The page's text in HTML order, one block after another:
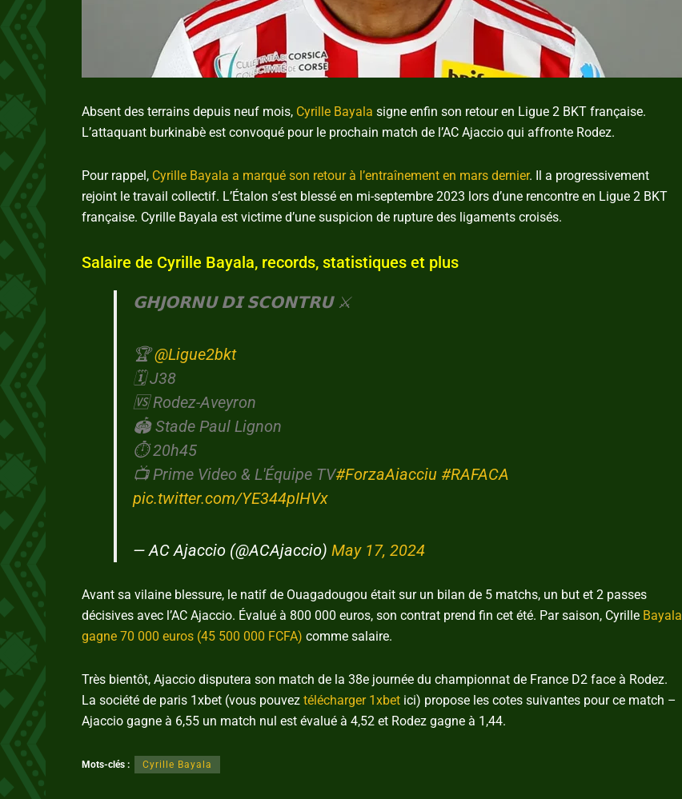
Absent des terrains depuis neuf mois, Cyrille Bayala signe enfin son retour en Ligue 2 BKT française.
L’attaquant burkinabè est convoqué pour le prochain match de l’AC Ajaccio qui affronte Rodez.
Pour rappel, Cyrille Bayala a marqué son retour à l’entraînement en mars dernier. Il a progressivement
rejoint le travail collectif. L’Étalon s’est blessé en mi-septembre 2023 lors d’une rencontre en Ligue 2 BKT
française. Cyrille Bayala est victime d’une suspicion de rupture des ligaments croisés.
Salaire de Cyrille Bayala, records, statistiques et plus
𝗚𝗛𝗝𝗢𝗥𝗡𝗨 𝗗𝗜 𝗦𝗖𝗢𝗡𝗧𝗥𝗨 ⚔️
🏆@Ligue2bkt
🗓️ J38
🆚 Rodez-Aveyron
🏟️ Stade Paul Lignon
⏱️ 20h45
📺 Prime Video & L'Équipe TV#ForzaAiacciu #RAFACA
pic.twitter.com/YE344pIHVx
— AC Ajaccio (@ACAjaccio) May 17, 2024
Avant sa vilaine blessure, le natif de Ouagadougou était sur un bilan de 5 matchs, un but et 2 passes
décisives avec l’AC Ajaccio. Évalué à 800 000 euros, son contrat prend fin cet été. Par saison, Cyrille Bayala
gagne 70 000 euros (45 500 000 FCFA) comme salaire.
Très bientôt, Ajaccio disputera son match de la 38e journée du championnat de France D2 face à Rodez.
La société de paris 1xbet (vous pouvez télécharger 1xbet ici) propose les cotes suivantes pour ce match –
Ajaccio gagne à 6,55 un match nul est évalué à 4,52 et Rodez gagne à 1,44.
Mots-clés : Cyrille Bayala